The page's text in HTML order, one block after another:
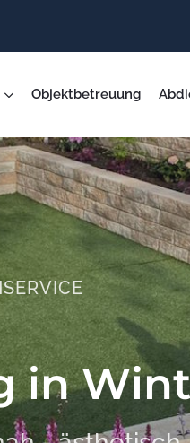
Objektbetreuung
in